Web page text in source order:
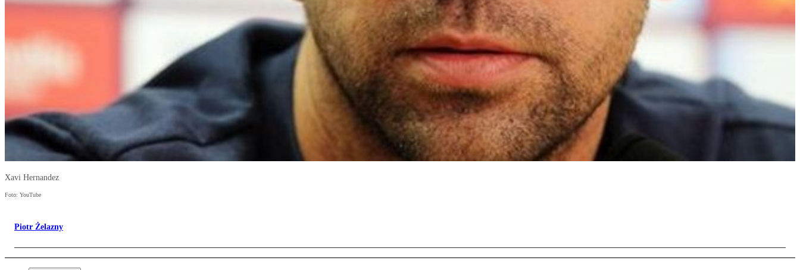
Xavi Hernandez
Foto: YouTube
Piotr Żelazny